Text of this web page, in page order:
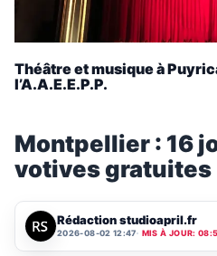
Théâtre et musique à
l’A.A.E.E.P.P.
Montpellier : 16
votives gratuites
Rédaction studioapril.fr
2026-08-02 12:47 MIS À JOUR: